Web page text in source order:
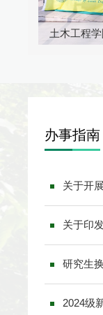
组织研究生开展防
办事指南
研究生
2024级